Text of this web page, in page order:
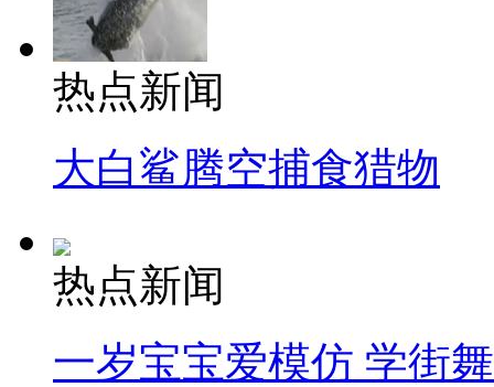
热点新闻
大白鲨腾空捕食猎物
热点新闻
一岁宝宝爱模仿 学街